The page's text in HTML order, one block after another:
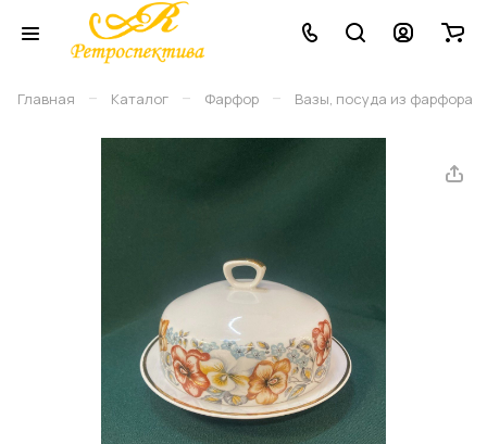
Главная – Каталог – Фарфор – Вазы, посуда из фарфора